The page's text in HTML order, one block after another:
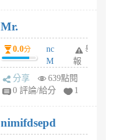
Mr.
0.0分
nc
M
U
F
U
5
舉
報
分享
639點閱
0 評論/給分
1
nimifdsepd